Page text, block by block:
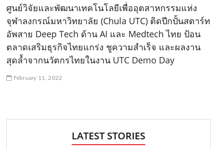
ศูนย์วิจัยและพัฒนาเทคโนโลยีเพื่ออุตสาหกรรมแห่ง
จุฬาลงกรณ์มหาวิทยาลัย (Chula UTC) ติดปีกปั้นสตาร์ท
อัพสาย Deep Tech ด้าน AI และ Medtech ไทย ป้อน
ตลาดเสริมธุรกิจไทยแกร่ง ชูความสำเร็จ และผลงาน
สุดล้ำจากนวัตกรไทยในงาน UTC Demo Day
February 11, 2022
LATEST STORIES